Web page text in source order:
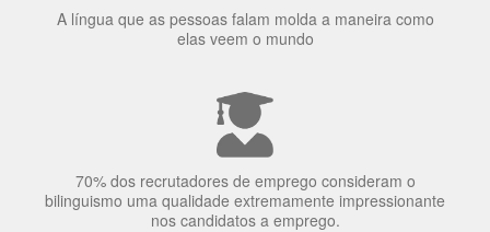
A língua que as pessoas falam molda a maneira como
elas veem o mundo
70% dos recrutadores de emprego consideram o
bilinguismo uma qualidade extremamente impressionante
nos candidatos a emprego.